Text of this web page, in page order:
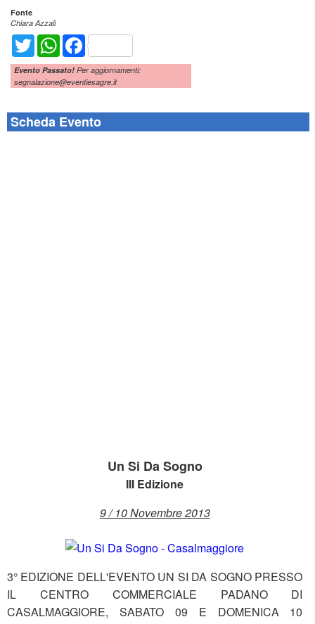
Fonte
Chiara Azzali
Twitter WhatsAppFacebook
Evento Passato! Per aggiornamenti:
segnalazione@eventiesagre.it
Scheda Evento
Un Si Da Sogno
III Edizione
9 / 10 Novembre 2013
3° EDIZIONE DELL'EVENTO UN SI DA SOGNO PRESSO
IL CENTRO COMMERCIALE PADANO DI
CASALMAGGIORE, SABATO 09 E DOMENICA 10